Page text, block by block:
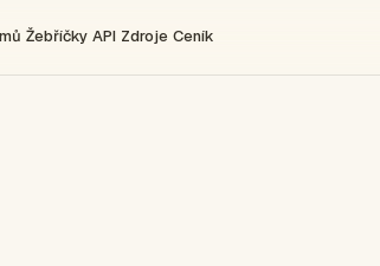
Žebříčky API Zdroje Ceník